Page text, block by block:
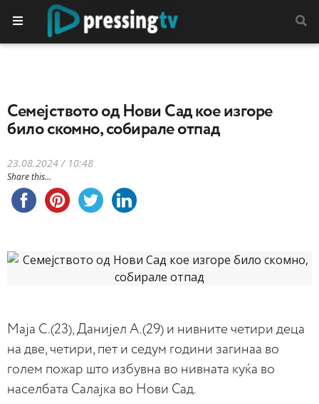
Семејството од Нови Сад кое изгоре
било скомно, собирале отпад
23.08.2024 / 10:48
Share this...
Маја С.(23), Данијел А.(29) и нивните четири деца
на две, четири, пет и седум години загинаа во
голем пожар што избувна во нивната куќа во
населбата Салајка во Нови Сад.